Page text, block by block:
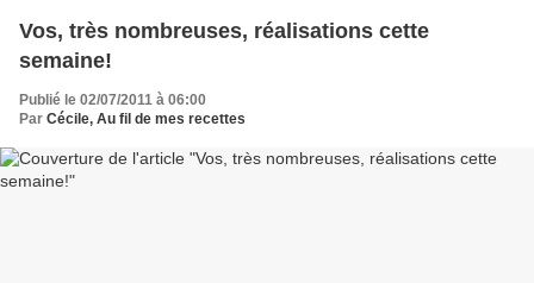
Vos, très nombreuses, réalisations cette
semaine!
Publié le 02/07/2011 à 06:00
Par Cécile, Au fil de mes recettes